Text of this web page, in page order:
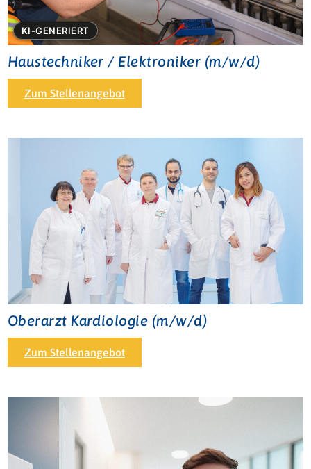
KI-GENERIERT
Haustechniker / Elektroniker (m/w/d)
Zum Stellenangebot
Oberarzt Kardiologie (m/w/d)
Zum Stellenangebot